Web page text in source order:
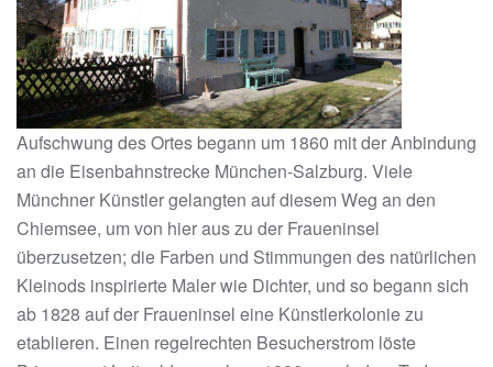
Aufschwung des Ortes begann um 1860 mit der Anbindung
an die Eisenbahnstrecke München-Salzburg. Viele
Münchner Künstler gelangten auf diesem Weg an den
Chiemsee, um von hier aus zu der Fraueninsel
überzusetzen; die Farben und Stimmungen des natürlichen
Kleinods inspirierte Maler wie Dichter, und so begann sich
ab 1828 auf der Fraueninsel eine Künstlerkolonie zu
etablieren. Einen regelrechten Besucherstrom löste